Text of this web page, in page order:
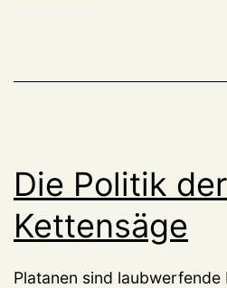
Die Politik der
Kettensäge
Platanen sind